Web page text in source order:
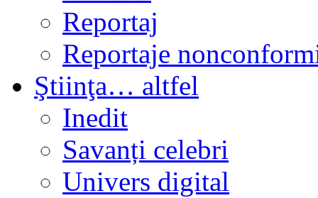
Reportaj
Reportaje
Ştiinţa… altfel
Inedit
Savanți celebri
Univers digital